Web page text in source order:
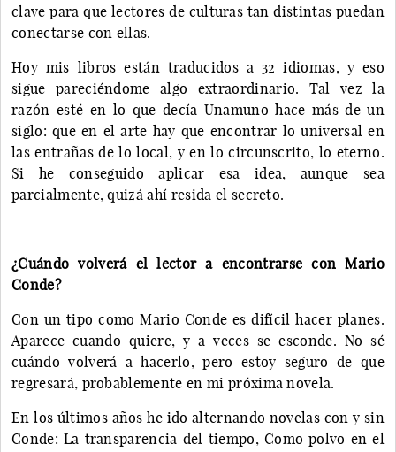
clave para que lectores de culturas tan distintas puedan
conectarse con ellas.
Hoy mis libros están traducidos a 32 idiomas, y eso
sigue pareciéndome algo extraordinario. Tal vez la
razón esté en lo que decía Unamuno hace más de un
siglo: que en el arte hay que encontrar lo universal en
las entrañas de lo local, y en lo circunscrito, lo eterno.
Si he conseguido aplicar esa idea, aunque sea
parcialmente, quizá ahí resida el secreto.
¿Cuándo volverá el lector a encontrarse con Mario
Conde?
Con un tipo como Mario Conde es difícil hacer planes.
Aparece cuando quiere, y a veces se esconde. No sé
cuándo volverá a hacerlo, pero estoy seguro de que
regresará, probablemente en mi próxima novela.
En los últimos años he ido alternando novelas con y sin
Conde: La transparencia del tiempo, Como polvo en el